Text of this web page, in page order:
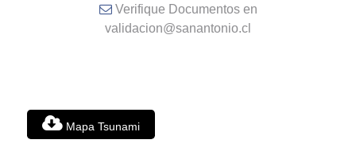
Verifique Documentos en
validacion@sanantonio.cl
Mapa Tsunami